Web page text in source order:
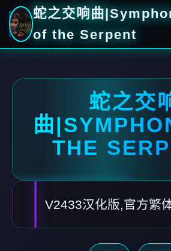
蛇之交响曲
of the Serpent
蛇之交
曲
THE
V2433汉化版,官方繁